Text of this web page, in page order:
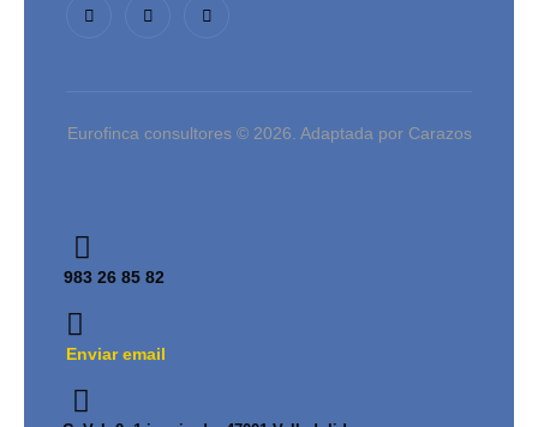
Eurofinca consultores © 2026. Adaptada por Carazos
983 26 85 82
Enviar email